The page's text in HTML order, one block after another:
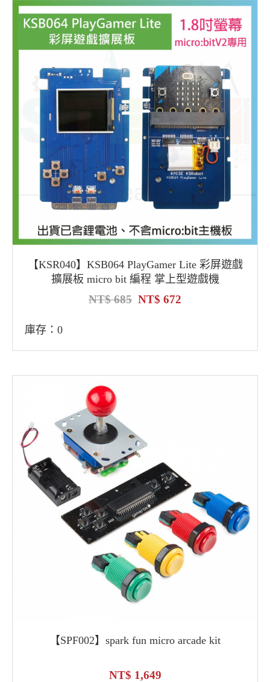
【KSR040】KSB064 PlayGamer Lite 彩屏遊戲
擴展板 micro bit 編程 掌上型遊戲機
685 672
庫存：0
【SPF002】spark fun micro arcade kit
1,649